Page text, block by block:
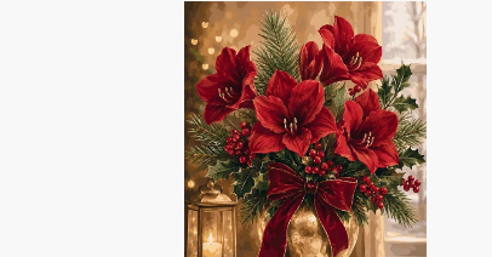
Diamond
Painting
Flores
Pascua